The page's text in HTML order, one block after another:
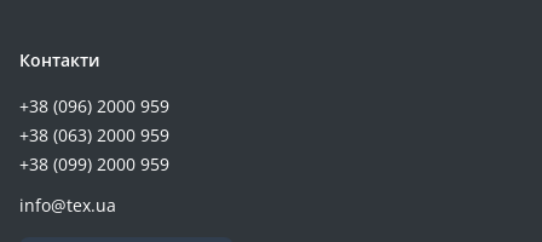
Контакти
+38 (096) 2000 959
+38 (063) 2000 959
+38 (099) 2000 959
info@tex.ua